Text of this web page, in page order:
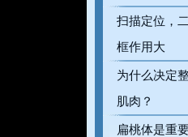
扫描定位，
框作用大
为什么决定
肌肉？
扁桃体是重